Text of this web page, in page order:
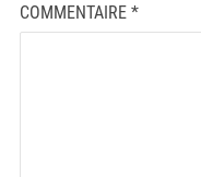
COMMENTAIRE *